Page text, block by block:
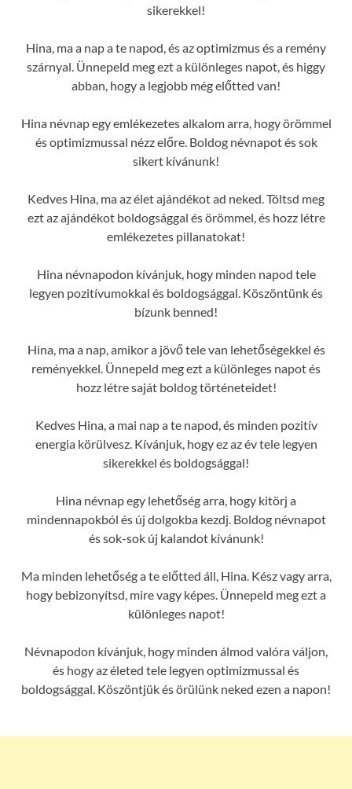
sikerekkel!
Hina, ma a nap a te napod, és az optimizmus és a remény
szárnyal. Ünnepeld meg ezt a különleges napot, és higgy
abban, hogy a legjobb még előtted van!
Hina névnap egy emlékezetes alkalom arra, hogy örömmel
és optimizmussal nézz előre. Boldog névnapot és sok
sikert kívánunk!
Kedves Hina, ma az élet ajándékot ad neked. Töltsd meg
ezt az ajándékot boldogsággal és örömmel, és hozz létre
emlékezetes pillanatokat!
Hina névnapodon kívánjuk, hogy minden napod tele
legyen pozitívumokkal és boldogsággal. Köszöntünk és
bízunk benned!
Hina, ma a nap, amikor a jövő tele van lehetőségekkel és
reményekkel. Ünnepeld meg ezt a különleges napot és
hozz létre saját boldog történeteidet!
Kedves Hina, a mai nap a te napod, és minden pozitív
energia körülvesz. Kívánjuk, hogy ez az év tele legyen
sikerekkel és boldogsággal!
Hina névnap egy lehetőség arra, hogy kitörj a
mindennapokból és új dolgokba kezdj. Boldog névnapot
és sok-sok új kalandot kívánunk!
Ma minden lehetőség a te előtted áll, Hina. Kész vagy arra,
hogy bebizonyítsd, mire vagy képes. Ünnepeld meg ezt a
különleges napot!
Névnapodon kívánjuk, hogy minden álmod valóra váljon,
és hogy az életed tele legyen optimizmussal és
boldogsággal. Köszöntjük és örülünk neked ezen a napon!